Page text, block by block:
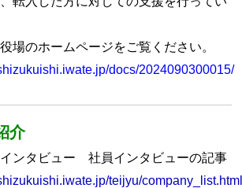
場のホームページをご覧ください。
docs/2024090300015/
介
ンタビュー 社員インタビューの記事
teijyu/